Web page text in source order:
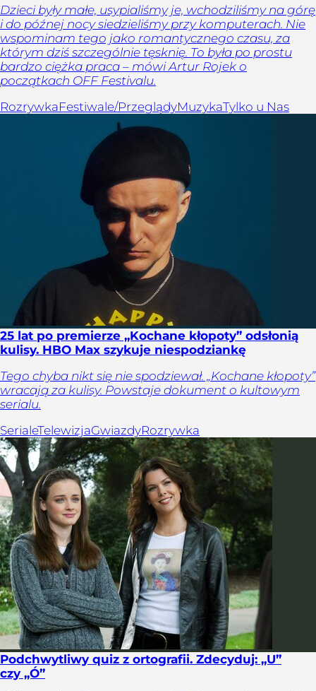
Dzieci były małe, usypialiśmy je, wchodziliśmy na górę
i do późnej nocy siedzieliśmy przy komputerach. Nie
wspominam tego jako romantycznego czasu, za
którym dziś szczególnie tęsknię. To była po prostu
bardzo ciężka praca – mówi Artur Rojek o
początkach OFF Festivalu.
RozrywkaFestiwale/PrzeglądyMuzykaTylko u Nas
25 lat po premierze „Kochane kłopoty” odsłonią
kulisy. HBO Max szykuje niespodziankę
Tego chyba nikt się nie spodziewał. „Kochane kłopoty”
wracają za kulisy. Powstaje dokument o kultowym
serialu.
SerialeTelewizjaGwiazdyRozrywka
Podchwytliwy quiz z ortografii. Zdecyduj: „U”
czy „Ó”